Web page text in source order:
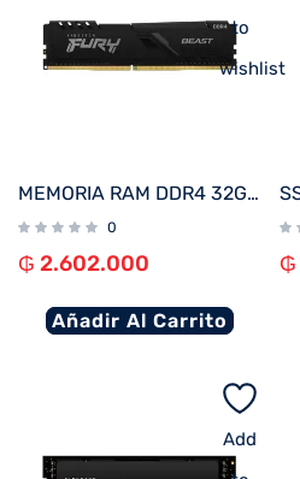
to
wishlist
MEMORIA RAM DDR4 32GB 3200 KINGSTON FURY BEAST BK KF432C16BB/32
0
₲ 2.602.000
Añadir Al Carrito
₲
Add